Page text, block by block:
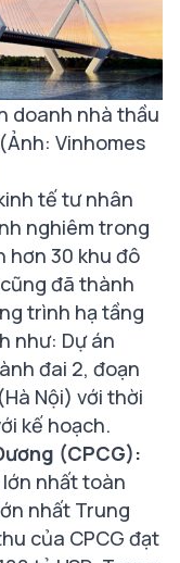
doanh nhà thầu
Vinhomes
tế tư nhân
nghiêm trong
hơn 30 khu đô
đã thành
trình hạ tầng
như: Dự án
đai 2, đoạn
Nội) với thời
kế hoạch.
(CPCG):
nhất toàn
nhất Trung
của CPCG đạt